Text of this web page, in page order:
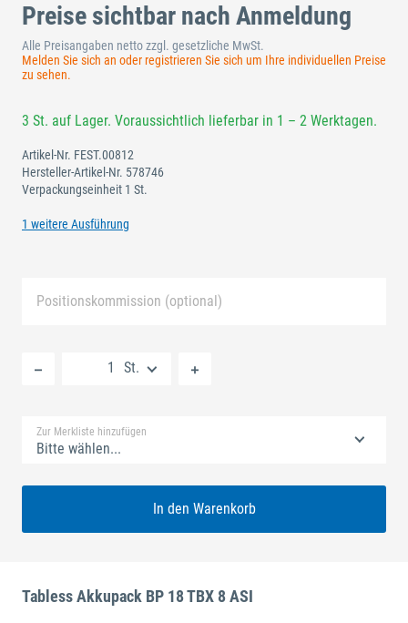
Preise sichtbar nach Anmeldung
Alle Preisangaben netto zzgl. gesetzliche MwSt.
Melden Sie sich an oder registrieren Sie sich um Ihre individuellen Preise
zu sehen.
3 St. auf Lager. Voraussichtlich lieferbar in 1 – 2 Werktagen.
Artikel-Nr. FEST.00812
Hersteller-Artikel-Nr. 578746
Verpackungseinheit 1 St.
1 weitere Ausführung
Positionskommission (optional)
St.
Zur Merkliste hinzufügen
Bitte wählen...
In den Warenkorb
Tabless Akkupack BP 18 TBX 8 ASI